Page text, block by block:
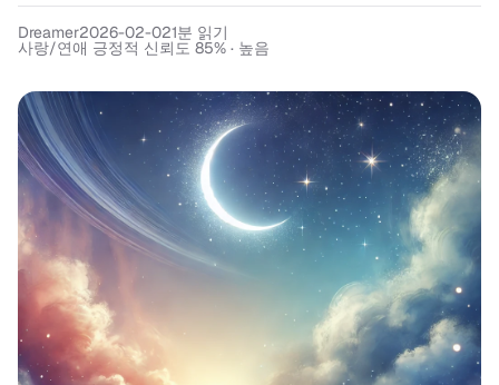
Dreamer2026-02-021분 읽기
사랑/연애 긍정적 신뢰도 85% · 높음